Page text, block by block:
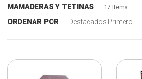
MAMADERAS Y TETINAS 17 Items
ORDENAR POR Destacados Primero